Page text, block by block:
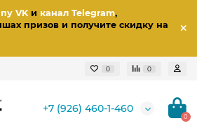
VKи канал Telegram,
призов и получите скидку на
0 0
+7 (926) 460-1-460
0